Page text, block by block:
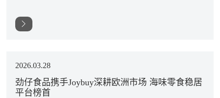
2026.03.28
劲仔食品携手Joybuy深耕欧洲市场 海味零食稳居
平台榜首